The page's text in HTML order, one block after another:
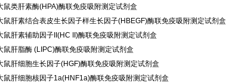
鼠类肝素酶(HPA)酶联免疫吸附测定试剂盒
鼠肝素结合表皮生长因子样生长因子(HBEGF)酶联免疫吸附测定试剂盒
鼠肝素辅助因子II(HC II)酶联免疫吸附测定试剂盒
鼠肝脂酶 (LIPC)酶联免疫吸附测定试剂盒
鼠肝细胞生长因子(HGF)酶联免疫吸附测定试剂盒
鼠肝细胞核因子1a(HNF1a)酶联免疫吸附测定试剂盒